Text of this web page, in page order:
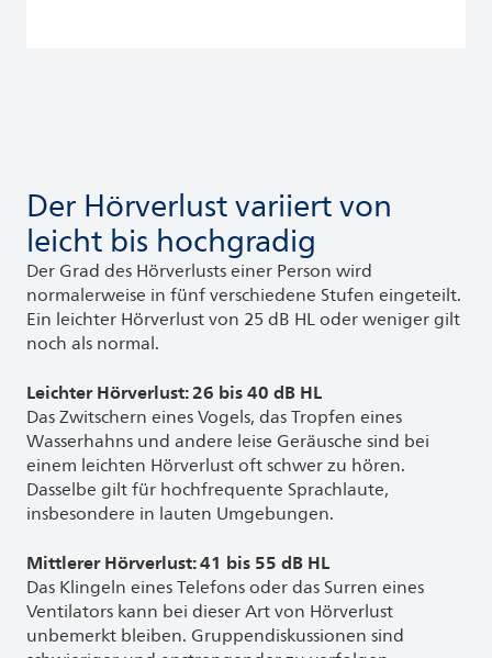
Der Hörverlust variiert von
leicht bis hochgradig
Der Grad des Hörverlusts einer Person wird
normalerweise in fünf verschiedene Stufen eingeteilt.
Ein leichter Hörverlust von 25 dB HL oder weniger gilt
noch als normal.
Leichter Hörverlust: 26 bis 40 dB HL
Das Zwitschern eines Vogels, das Tropfen eines
Wasserhahns und andere leise Geräusche sind bei
einem leichten Hörverlust oft schwer zu hören.
Dasselbe gilt für hochfrequente Sprachlaute,
insbesondere in lauten Umgebungen.
Mittlerer Hörverlust: 41 bis 55 dB HL
Das Klingeln eines Telefons oder das Surren eines
Ventilators kann bei dieser Art von Hörverlust
unbemerkt bleiben. Gruppendiskussionen sind